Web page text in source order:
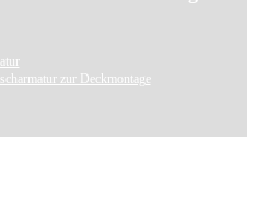
zur Deckmontage